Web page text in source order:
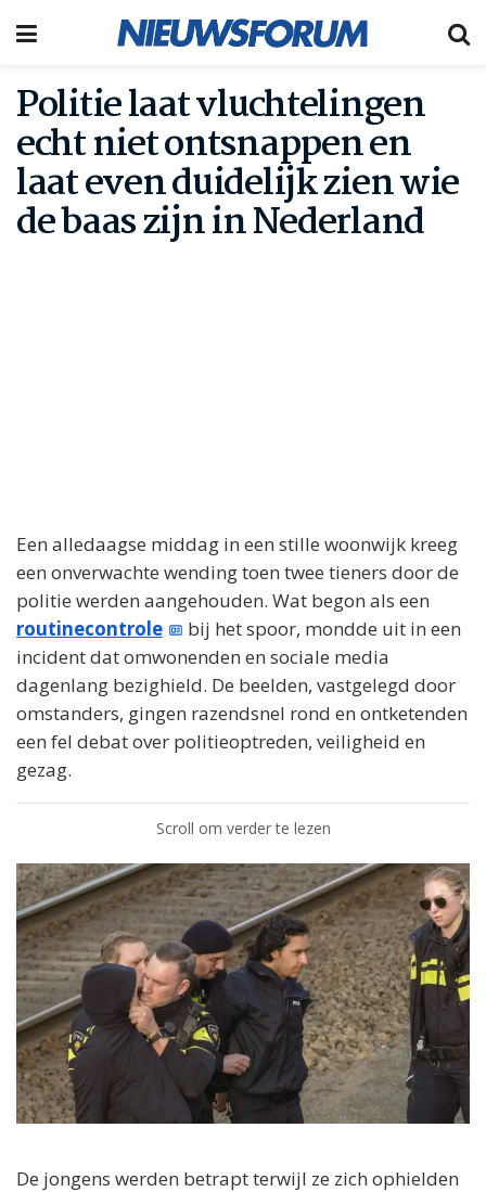
Politie laat vluchtelingen
echt niet ontsnappen en
laat even duidelijk zien wie
de baas zijn in Nederland
Een alledaagse middag in een stille woonwijk kreeg
een onverwachte wending toen twee tieners door de
politie werden aangehouden. Wat begon als een
routinecontrole
bij het spoor, mondde uit in een
incident dat omwonenden en sociale media
dagenlang bezighield. De beelden, vastgelegd door
omstanders, gingen razendsnel rond en ontketenden
een fel debat over politieoptreden, veiligheid en
gezag.
Scroll om verder te lezen
De jongens werden betrapt terwijl ze zich ophielden